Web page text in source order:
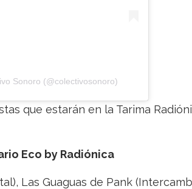
Sonoro (@colectivosonoro)
que estarán en la Tarima
Eco by Radiónica
Las Guaguas de Pank